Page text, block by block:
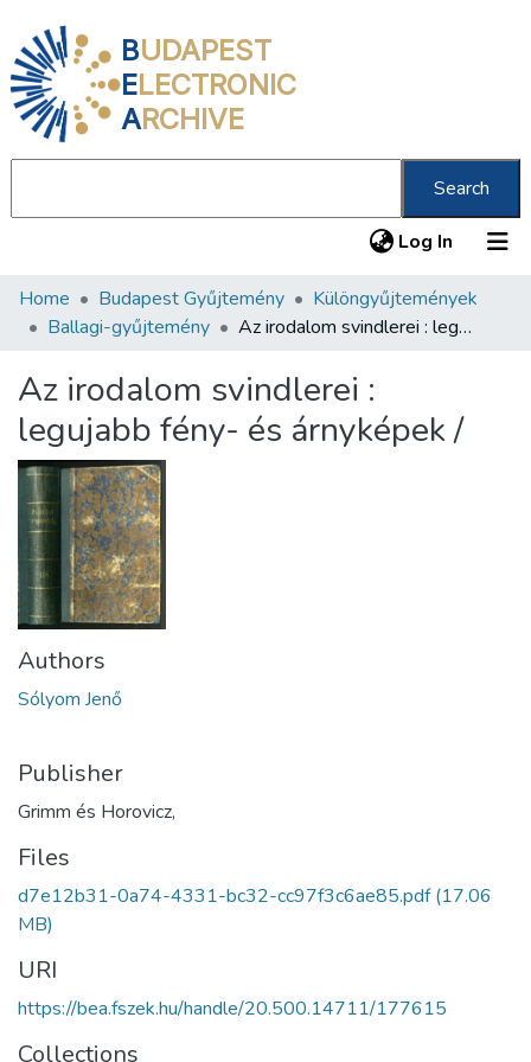
BUDAPEST
ELECTRONIC
ARCHIVE
Search
Log In (current)
Communities & Collections
Statistics
About us
Home Budapest Gyűjtemény
Különgyűjtemények
Ballagi-gyűjtemény
Az irodalom svindlerei : legujabb fény- és árnyképek /
Az irodalom svindlerei :
legujabb fény- és árnyképek /
Authors
Sólyom Jenő
Publisher
Grimm és Horovicz,
Files
d7e12b31-0a74-4331-bc32-cc97f3c6ae85.pdf(17.06
MB)
URI
https://bea.fszek.hu/handle/20.500.14711/177615
Collections